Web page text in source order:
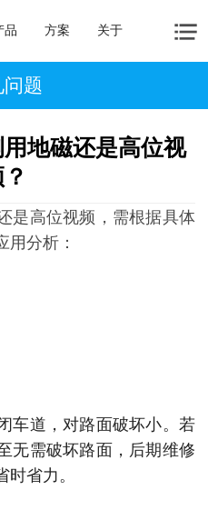
品 方案 关于
题
地磁还是高位视
是高位视频，需根据具体
分析：
车道，对路面破坏小。若
无需破坏路面，后期维修
省力。